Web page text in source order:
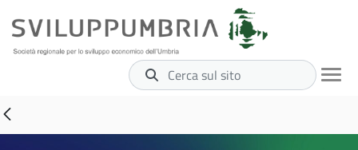
Cerca sul sito